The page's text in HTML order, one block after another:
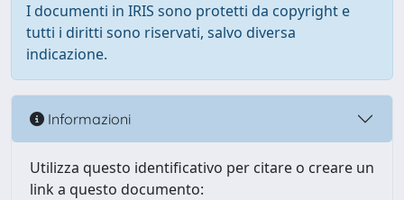
I documenti in IRIS sono protetti da copyright e
tutti i diritti sono riservati, salvo diversa
indicazione.
Informazioni
Utilizza questo identificativo per citare o creare un
link a questo documento: